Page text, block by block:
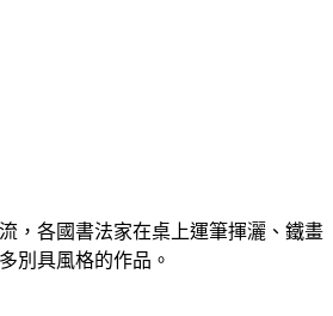
，各國書法家在桌上運筆揮灑、鐵畫
別具風格的作品。